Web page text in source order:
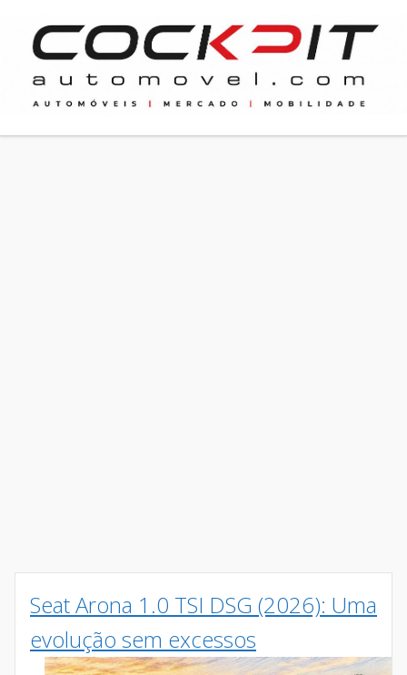
Seat Arona 1.0 TSI DSG (2026): Uma
evolução sem excessos